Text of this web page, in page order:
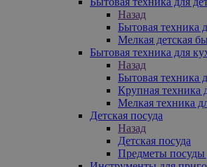
Назад
Бытовая техника
Мелкая детская
Бытовая техника для
Назад
Бытовая техника
Крупная техника
Мелкая техника
Детская посуда
Назад
Детская посуда
Предметы посуды